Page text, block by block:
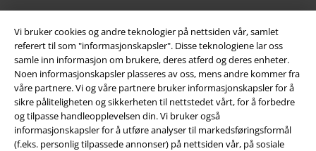
Vi bruker cookies og andre teknologier på nettsiden vår, samlet
referert til som "informasjonskapsler". Disse teknologiene lar oss
samle inn informasjon om brukere, deres atferd og deres enheter.
Noen informasjonskapsler plasseres av oss, mens andre kommer fra
våre partnere. Vi og våre partnere bruker informasjonskapsler for å
sikre påliteligheten og sikkerheten til nettstedet vårt, for å forbedre
og tilpasse handleopplevelsen din. Vi bruker også
informasjonskapsler for å utføre analyser til markedsføringsformål
(f.eks. personlig tilpassede annonser) på nettsiden vår, på sosiale
Community